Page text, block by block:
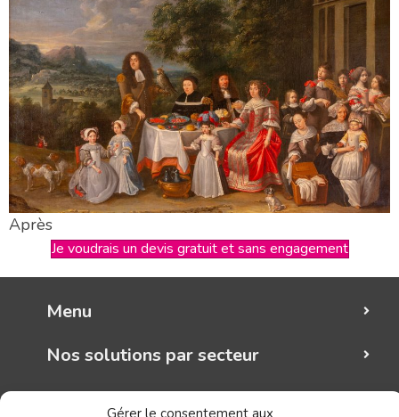
Gérer le consentement aux
Après
Je voudrais un devis gratuit et sans engagement
Menu
Nos solutions par secteur
Mungo graphic